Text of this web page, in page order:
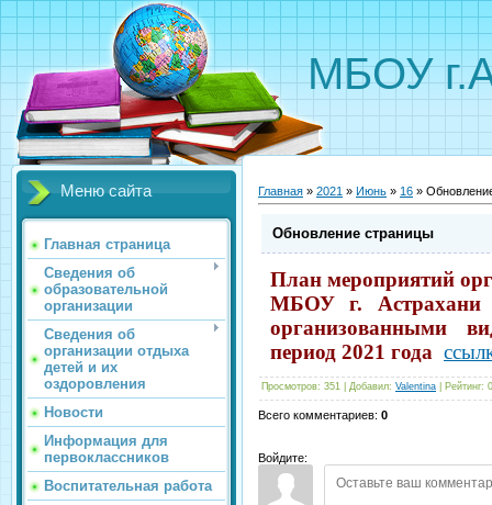
МБОУ
Меню сайта
Главная страница
Сведения об
образовательной
организации
Сведения об
организации отдыха
детей и их
оздоровления
Новости
Информация для
первоклассников
Воспитательная работа
Главная » 2021 » Июнь » 16 »
Обновление страницы
План мероприятий
МБОУ г.
организованными
период 2021 года
Просмотров: 351 Добавил: Valentina Рейтинг:
Всего комментариев: 0
Войдите: